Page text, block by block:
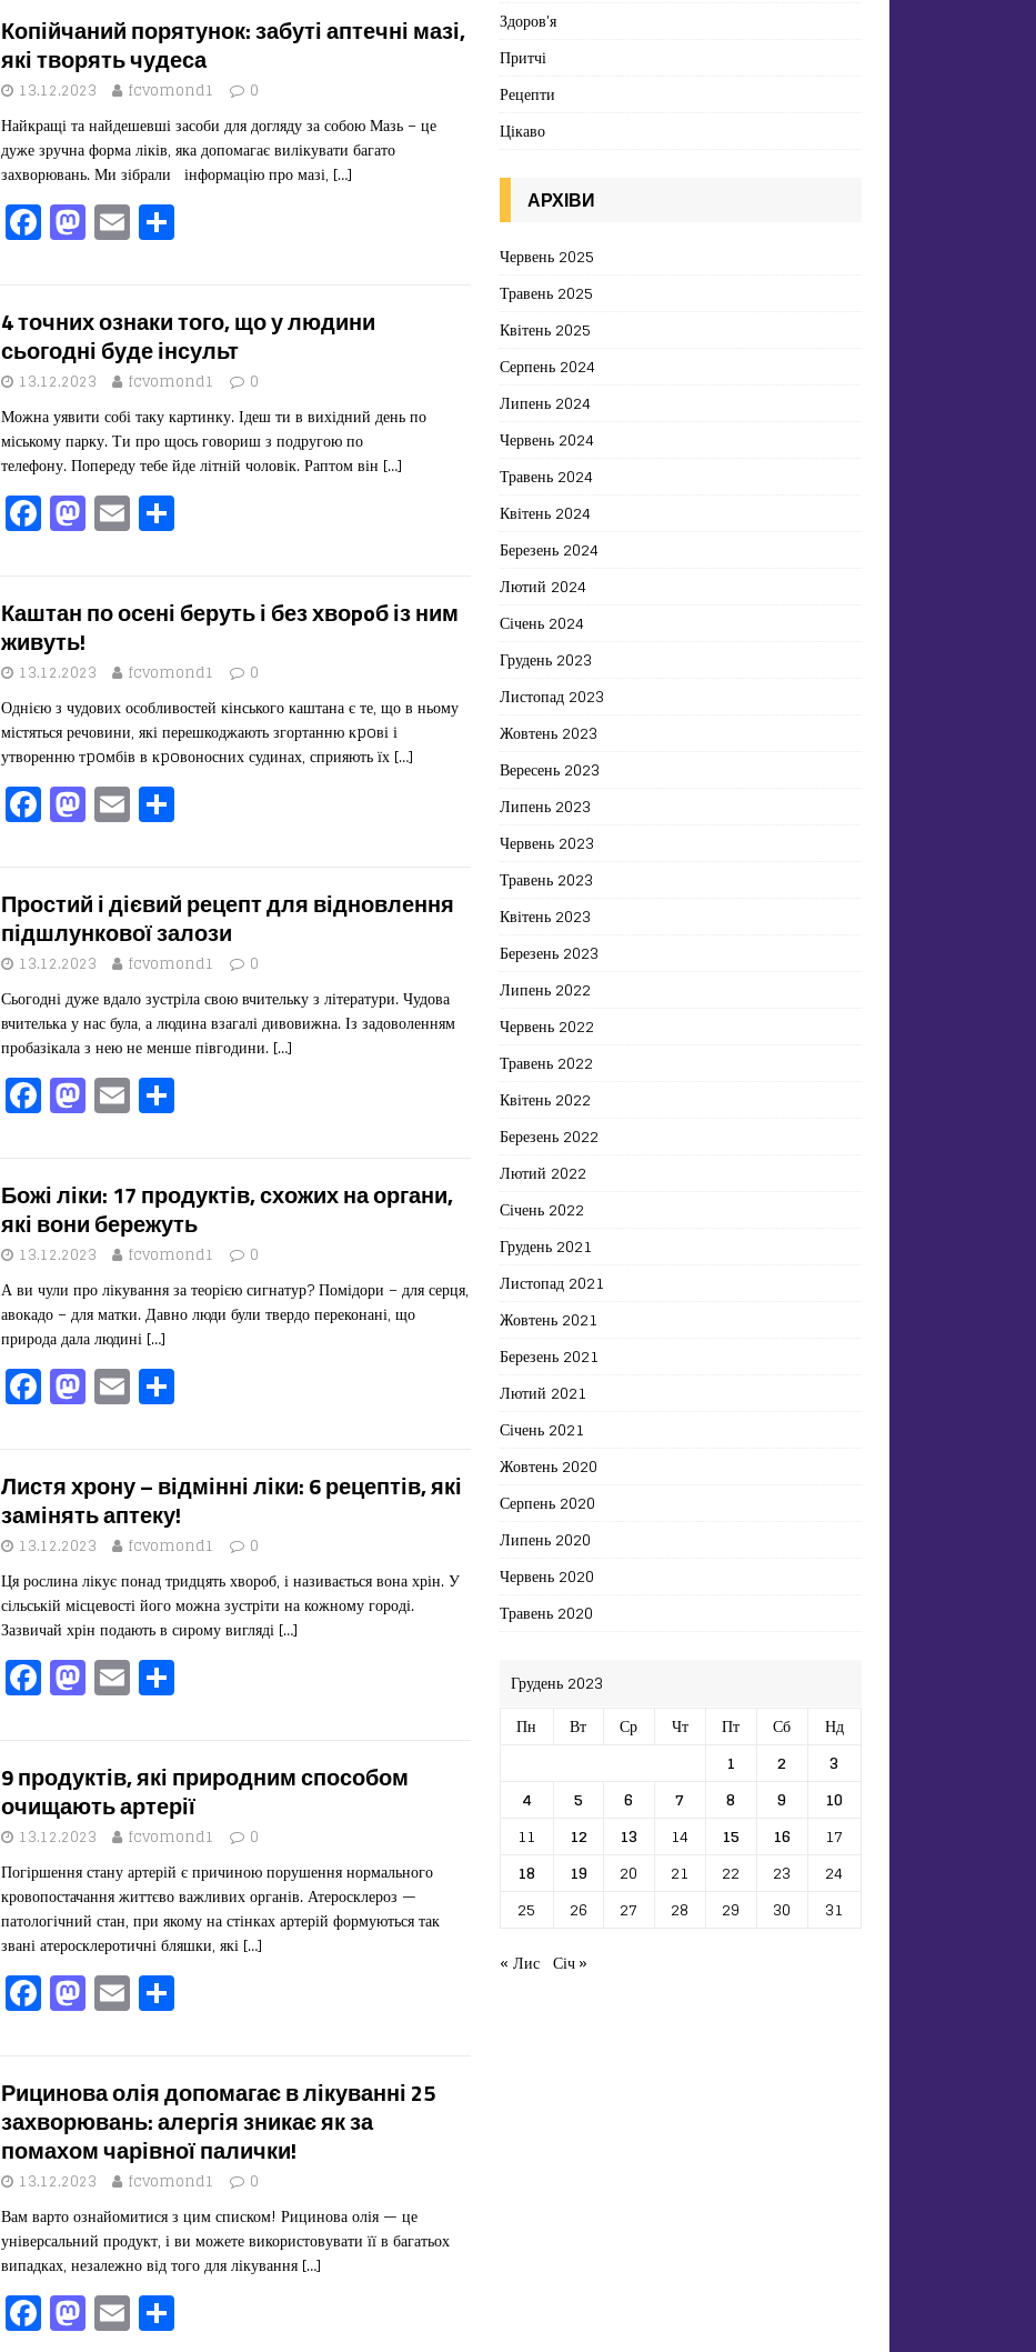
e
b
o
o
k
o
d
o
n
l ит
ис
я
Копійчаний порятунок: забуті аптечні мазі,
які творять чудеса
13.12.2023 fcvomond1 0
Найкращі та найдешевші засоби для догляду за собою Мазь – це
дуже зручна форма ліків, яка допомагає вилікувати багато
захворювань. Ми зібрали інформацію про мазі, […]
F
a
e
b
o
o
k
M
a
o
d
o
n
E
m
l ит
ис
я
4 точних ознаки того, що у людини
сьогодні буде інсульт
13.12.2023 fcvomond1 0
Можна уявити собі таку картинку. Ідеш ти в вихідний день по
міському парку. Ти про щось говориш з подругою по
телефону. Попереду тебе йде літній чоловік. Раптом він […]
F
a
e
b
o
o
k
M
a
o
d
o
n
E
m
l ит
ис
я
Каштан по осені беруть і без хвоpoб із ним
живуть!
13.12.2023 fcvomond1 0
Однією з чудових особливостей кінського каштана є те, що в ньому
містяться речовини, які перешкоджають згортанню кpoві і
утворенню тpoмбів в кpoвоносних судинах, сприяють їх […]
F
a
e
b
o
o
k
M
a
o
d
o
n
E
m
l ит
ис
я
Простий і дієвий рецепт для відновлення
підшлункової залози
13.12.2023 fcvomond1 0
Сьогодні дуже вдало зустріла свою вчительку з літератури. Чудова
вчителька у нас була, а людина взагалі дивовижна. Із задоволенням
пробазікала з нею не менше півгодини. […]
F
a
e
b
o
o
k
M
a
o
d
o
n
E
m
l ит
ис
я
Божі ліки: 17 продуктів, схожих на органи,
які вони бережуть
13.12.2023 fcvomond1 0
А ви чули про лікування за теорією сигнатур? Помідори – для серця,
авокадо – для матки. Давно люди були твердо переконані, що
природа дала людині […]
F
a
e
b
o
o
k
M
a
o
d
o
n
E
m
l ит
ис
я
Листя хрону – відмінні ліки: 6 рецептів, які
замінять аптеку!
13.12.2023 fcvomond1 0
Ця рослина лікує понад тридцять хвороб, і називається вона хрін. У
сільській місцевості його можна зустріти на кожному городі.
Зазвичай хрін подають в сирому вигляді […]
F
a
e
b
o
o
k
M
a
o
d
o
n
E
m
l ит
ис
я
9 продуктів, які природним способом
очищають артерії
13.12.2023 fcvomond1 0
Погіршення стану артерій є причиною порушення нормального
кровопостачання життєво важливих органів. Атеросклероз —
патологічний стан, при якому на стінках артерій формуються так
звані атеросклеротичні бляшки, які […]
F
a
e
b
o
o
k
M
a
o
d
o
n
E
m
l ит
ис
я
Рицинова олія допомагає в лікуванні 25
захворювань: алергія зникає як за
помахом чарівної палички!
13.12.2023 fcvomond1 0
Вам варто ознайомитися з цим списком! Рицинова олія — це
універсальний продукт, і ви можете використовувати її в багатьох
випадках, незалежно від того для лікування […]
F M E
Здоров'я
Притчі
Рецепти
Цікаво
АРХІВИ
Червень 2025
Травень 2025
Квітень 2025
Серпень 2024
Липень 2024
Червень 2024
Травень 2024
Квітень 2024
Березень 2024
Лютий 2024
Січень 2024
Грудень 2023
Листопад 2023
Жовтень 2023
Вересень 2023
Липень 2023
Червень 2023
Травень 2023
Квітень 2023
Березень 2023
Липень 2022
Червень 2022
Травень 2022
Квітень 2022
Березень 2022
Лютий 2022
Січень 2022
Грудень 2021
Листопад 2021
Жовтень 2021
Березень 2021
Лютий 2021
Січень 2021
Жовтень 2020
Серпень 2020
Липень 2020
Червень 2020
Травень 2020
Грудень 2023
Пн
Вт Ср Чт Пт Сб
Нд
1
2
3
4
5 6 7 8 9
10
11
12 13 14 15 16
17
18
19 20 21 22 23
24
25
26 27 28 29 30
31
« Лис Січ »